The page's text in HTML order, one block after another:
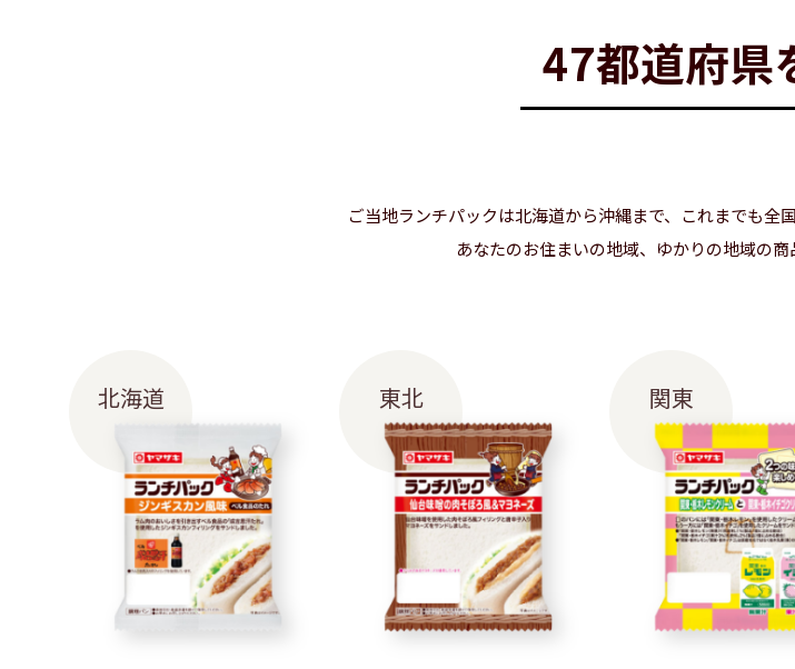
47都道府県
ご当地ランチパックは北海道から沖縄まで、これまでも全
あなたのお住まいの地域、ゆかりの地域の
北海道 東北 関東